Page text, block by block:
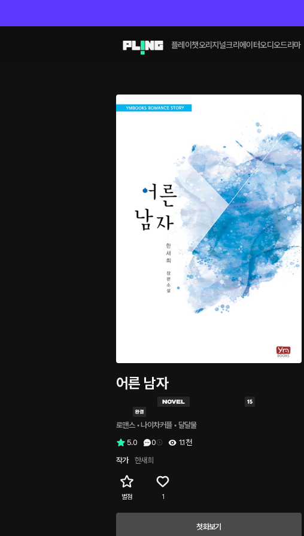
플레이챗오리지널크리에이터오디오드라마
어른 남자
로맨스 • 나이차커플 • 달달물
5.0
0
1.1천
작가
한새희
별점 1
첫화보기